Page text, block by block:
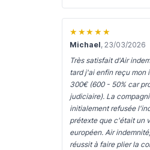
★★★★★
Michael, 23/03/2026
Très satisfait d'Air
tard j'ai enfin reçu mon
300€ (600 - 50% car
judiciaire). La
initialement refusée
prétexte que c'était un
européen. Air
réussit à faire plier la